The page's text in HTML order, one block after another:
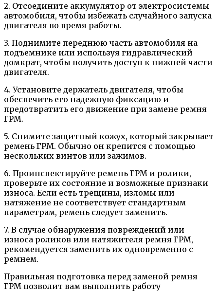
2. Отсоедините аккумулятор от электросистемы
автомобиля, чтобы избежать случайного запуска
двигателя во время работы.
3. Поднимите переднюю часть автомобиля на
подъемнике или используя гидравлический
домкрат, чтобы получить доступ к нижней части
двигателя.
4. Установите держатель двигателя, чтобы
обеспечить его надежную фиксацию и
предотвратить его движение при замене ремня
ГРМ.
5. Снимите защитный кожух, который закрывает
ремень ГРМ. Обычно он крепится с помощью
нескольких винтов или зажимов.
6. Проинспектируйте ремень ГРМ и ролики,
проверьте их состояние и возможные признаки
износа. Если есть трещины, изломы или
натяжение не соответствует стандартным
параметрам, ремень следует заменить.
7. В случае обнаружения повреждений или
износа роликов или натяжителя ремня ГРМ,
рекомендуется заменить их одновременно с
ремнем.
Правильная подготовка перед заменой ремня
ГРМ позволит вам выполнить работу